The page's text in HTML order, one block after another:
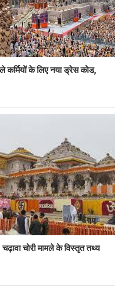
कर्मियों के लिए नया ड्रेस कोड,
चोरी मामले के विस्तृत तथ्य